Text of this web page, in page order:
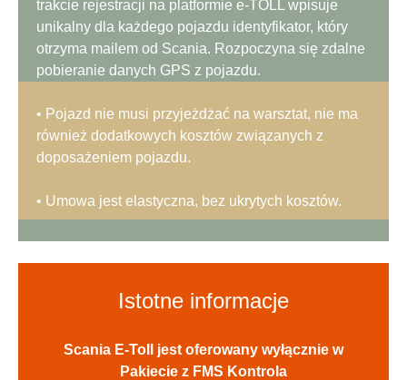
trakcie rejestracji na platformie e-TOLL wpisuje
unikalny dla każdego pojazdu identyfikator, który
otrzyma mailem od Scania. Rozpoczyna się zdalne
pobieranie danych GPS z pojazdu.
• Pojazd nie musi przyjeżdżać na warsztat, nie ma
również dodatkowych kosztów związanych z
doposażeniem pojazdu.
• Umowa jest elastyczna, bez ukrytych kosztów.
Istotne informacje
Scania E-Toll jest oferowany wyłącznie w
Pakiecie z FMS Kontrola